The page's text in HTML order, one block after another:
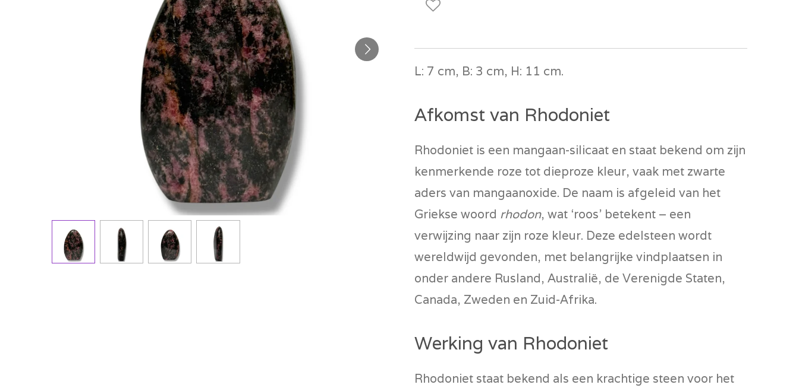
L: 7 cm, B: 3 cm, H: 11 cm.
Afkomst van Rhodoniet
Rhodoniet is een mangaan-silicaat en staat bekend om zijn
kenmerkende roze tot dieproze kleur, vaak met zwarte
aders van mangaanoxide. De naam is afgeleid van het
Griekse woord rhodon, wat ‘roos’ betekent – een
verwijzing naar zijn roze kleur. Deze edelsteen wordt
wereldwijd gevonden, met belangrijke vindplaatsen in
onder andere Rusland, Australië, de Verenigde Staten,
Canada, Zweden en Zuid-Afrika.
Werking van Rhodoniet
Rhodoniet staat bekend als een krachtige steen voor het